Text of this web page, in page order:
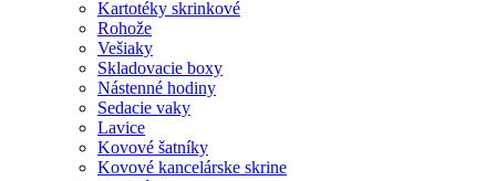
Kartotéky skrinkové
Rohože
Vešiaky
Skladovacie boxy
Nástenné hodiny
Sedacie vaky
Lavice
Kovové šatníky
Kovové kancelárske skrine